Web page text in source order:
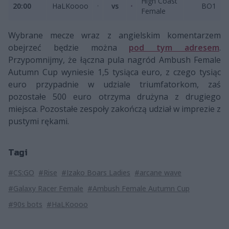
20:00 HaLKoooo vs
Female
BO1
Wybrane mecze wraz z angielskim komentarzem
obejrzeć będzie można pod tym adresem.
Przypomnijmy, że łączna pula nagród Ambush Female
Autumn Cup wyniesie 1,5 tysiąca euro, z czego tysiąc
euro przypadnie w udziale triumfatorkom, zaś
pozostałe 500 euro otrzyma drużyna z drugiego
miejsca. Pozostałe zespoły zakończą udział w imprezie z
pustymi rękami.
Tagi
#CS:GO #Rise #Izako Boars Ladies #arcane wave
#Galaxy Racer Female #Ambush Female Autumn Cup
#90s bots #HaLKoooo